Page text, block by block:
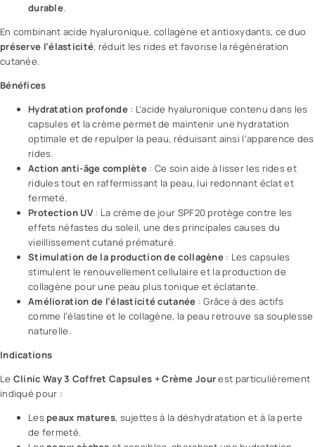
durable.
En combinant acide hyaluronique, collagène et antioxydants, ce duo
préserve l’élasticité, réduit les rides et favorise la régénération
cutanée.
Bénéfices
Hydratation profonde: L’acide hyaluronique contenu dans les
capsules et la crème permet de maintenir une hydratation
optimale et de repulper la peau, réduisant ainsi l’apparence des
rides.
Actionanti-âge complète : Ce soin aide à lisser les rides et
ridules tout en raffermissant la peau, lui redonnant éclat et
fermeté.
Protection UV: La crème de jour SPF20 protège contre les
effets néfastes du soleil, une des principales causes du
vieillissement cutané prématuré.
Stimulation de la production de collagène : Les capsules
stimulent le renouvellement cellulaire et la production de
collagène pour une peau plus tonique et éclatante.
Amélioration de l’élasticité cutanée : Grâce à des actifs
comme l’élastine et le collagène, la peau retrouve sa souplesse
naturelle.
Indications
Le Clinic Way 3 Coffret Capsules + Crème Jourest particulièrement
indiqué pour :
Les peaux matures, sujettes à la déshydratation et à la perte
de fermeté.